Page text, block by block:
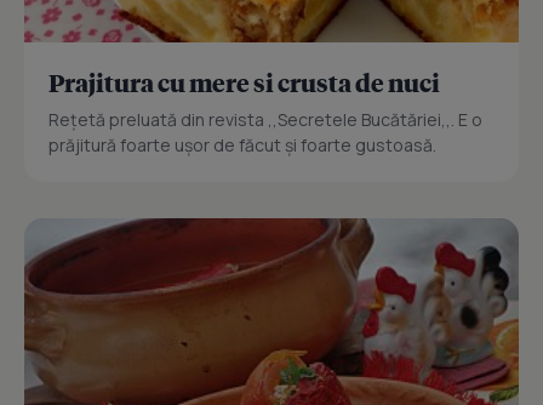
Prajitura cu mere si crusta de nuci
Reţetă preluată din revista ,,Secretele Bucătăriei,,. E o
prăjitură foarte uşor de făcut şi foarte gustoasă.